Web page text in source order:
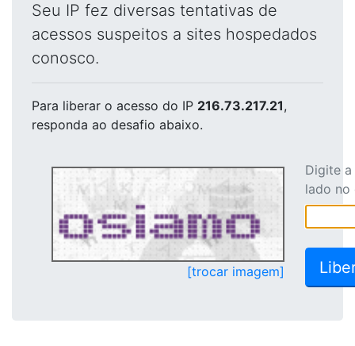
Seu IP fez diversas tentativas de
acessos suspeitos a sites hospedados
conosco.
Para liberar o acesso do IP 216.73.217.21,
responda ao desafio abaixo.
[trocar imagem]
Digite
lado no